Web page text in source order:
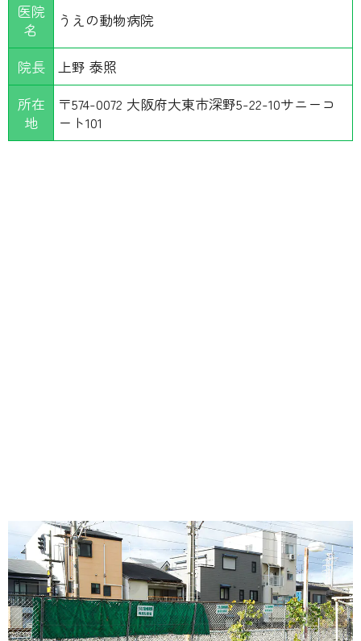
医院
名
うえの動物病院
院長
上野 泰照
所在
地
〒574-0072 大阪府大東市深野5-22-10サニーコ
ート101